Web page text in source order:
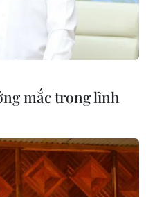
mắc trong lĩnh